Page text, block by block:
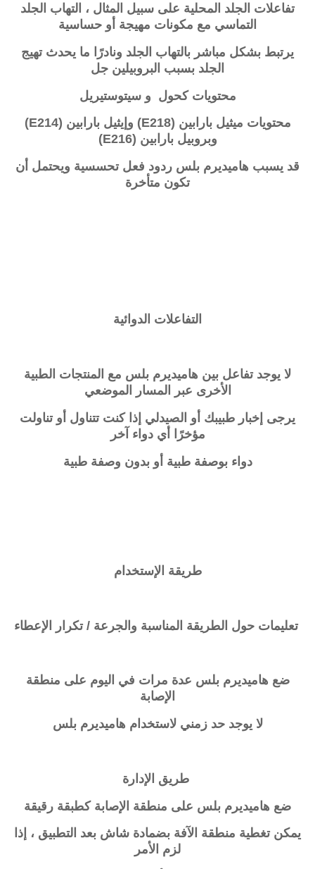
تفاعلات الجلد المحلية على سبيل المثال ، التهاب الجلد
التماسي مع مكونات مهيجة أو حساسية
يرتبط بشكل مباشر بالتهاب الجلد ونادرًا ما يحدث تهيج
الجلد بسبب البروبيلين جل
محتويات كحول و سيتوستيريل
محتويات ميثيل بارابين (E218) وإيثيل بارابين (E214)
وبروبيل بارابين (E216)
قد يسبب هاميديرم بلس ردود فعل تحسسية ويحتمل أن
تكون متأخرة
التفاعلات الدوائية
لا يوجد تفاعل بين هاميديرم بلس مع المنتجات الطبية
الأخرى عبر المسار الموضعي
يرجى إخبار طبيبك أو الصيدلي إذا كنت تتناول أو تناولت
مؤخرًا أي دواء آخر
دواء بوصفة طبية أو بدون وصفة طبية
طريقة الإستخدام
تعليمات حول الطريقة المناسبة والجرعة / تكرار الإعطاء
ضع هاميديرم بلس عدة مرات في اليوم على منطقة
الإصابة
لا يوجد حد زمني لاستخدام هاميديرم بلس
طريق الإدارة
ضع هاميديرم بلس على منطقة الإصابة كطبقة رقيقة
يمكن تغطية منطقة الآفة بضمادة شاش بعد التطبيق ، إذا
لزم الأمر